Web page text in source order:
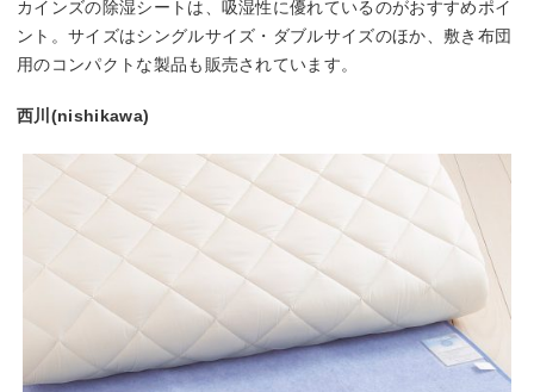
カインズの除湿シートは、吸湿性に優れているのがおすすめポイ
ント。サイズはシングルサイズ・ダブルサイズのほか、敷き布団
用のコンパクトな製品も販売されています。
西川(nishikawa)